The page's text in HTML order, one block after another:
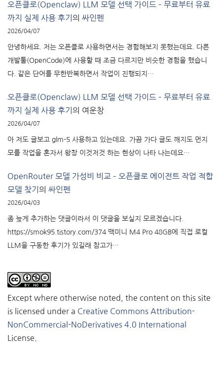
오픈클로(Openclaw) LLM 모델 선택 가이드 – 무료부터 유료
까지 실제 사용 후기 의 싸인펜
2026/04/07
안녕하세요. 저는 오픈클로 사용하면서는 경험해보지 못했는데요. 다른
개발툴(OpenCode)에 사용할 때 조금 다르지만 비슷한 경험을 했습니
다. 같은 단어를 무한반복하면서 작업이 진행되지…
오픈클로(Openclaw) LLM 모델 선택 가이드 – 무료부터 유료
까지 실제 사용 후기 의 여운창
2026/04/07
아 저도 글보고 glm-5 사용하고 있는데요. 가끔 가다 글도 깨지도 먼지
모를 작업을 혼자서 왕창 이것저것 하는 현상이 나타 나는데요…
OpenRouter 모델 가성비 비교 – 오픈클로 에이전트 작업 적합
모델 찾기 의 싸인펜
2026/04/03
좀 늦게 추가하는 댓글이라서 이 댓글을 보실지 모르겠습니다.
https://smok95.tistory.com/374 맥미니 M4 Pro 48GB에 직접 로컬
LLM을 구동한 후기가 있길래 참고가…
Except where otherwise noted, the content on this site
is licensed under a Creative Commons Attribution-
NonCommercial-NoDerivatives 4.0 International
License.